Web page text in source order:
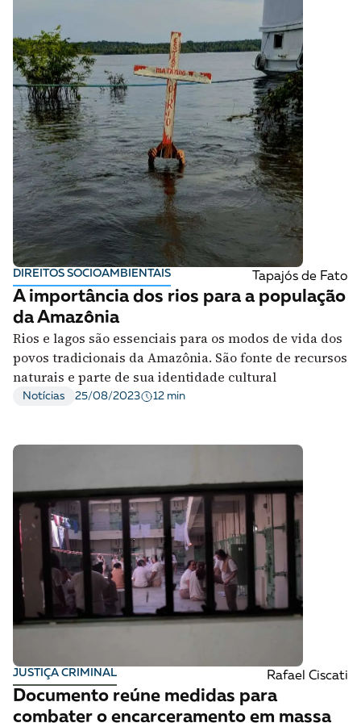
DIREITOS SOCIOAMBIENTAIS Tapajós de Fato
A importância dos rios para a população
da Amazônia
Rios e lagos são essenciais para os modos de vida dos
povos tradicionais da Amazônia. São fonte de recursos
naturais e parte de sua identidade cultural
Notícias 25/08/2023 12 min
JUSTIÇA CRIMINAL Rafael Ciscati
Documento reúne medidas para
combater o encarceramento em massa